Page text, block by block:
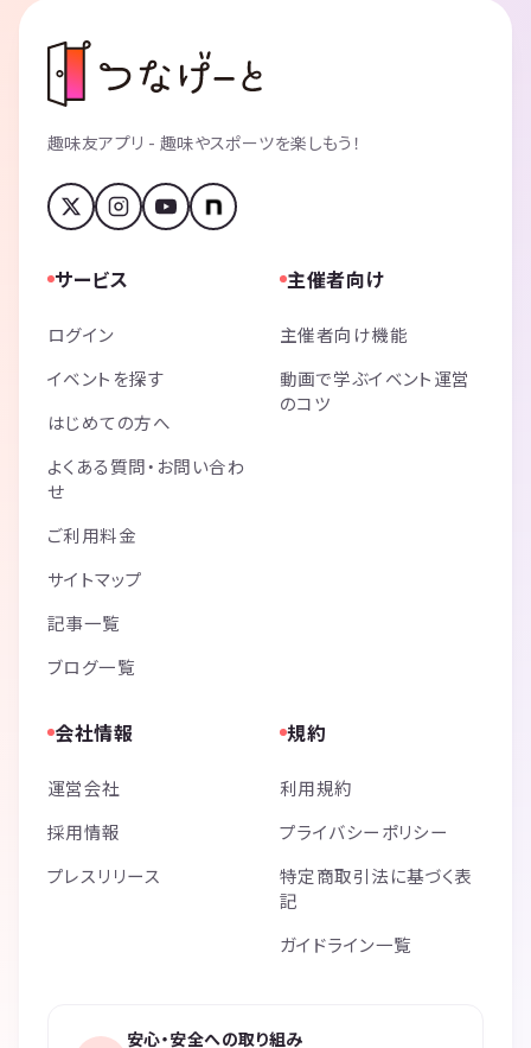
趣味友アプリ - 趣味やスポーツを楽しもう！
サービス
ログイン
イベントを探す
はじめての方へ
よくある質問・お問い合わ
せ
ご利用料金
サイトマップ
記事一覧
ブログ一覧
主催者向け
主催者向け機能
動画で学ぶイベント運営
のコツ
会社情報
運営会社
採用情報
プレスリリース
規約
利用規約
プライバシーポリシー
特定商取引法に基づく表
記
ガイドライン一覧
安心・安全への取り組み